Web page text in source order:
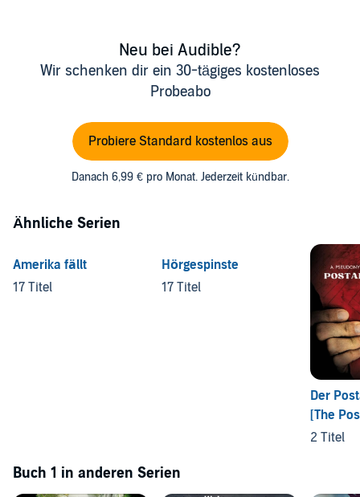
Neu bei Audible?
Wir schenken dir ein 30-tägiges kostenloses
Probeabo
Probiere Standard kostenlos aus
Danach 6,99 € pro Monat. Jederzeit kündbar.
Ähnliche Serien
Amerika fällt
17 Titel
Hörgespinste
17 Titel
Der
[The
2 Titel
Buch 1 in anderen Serien